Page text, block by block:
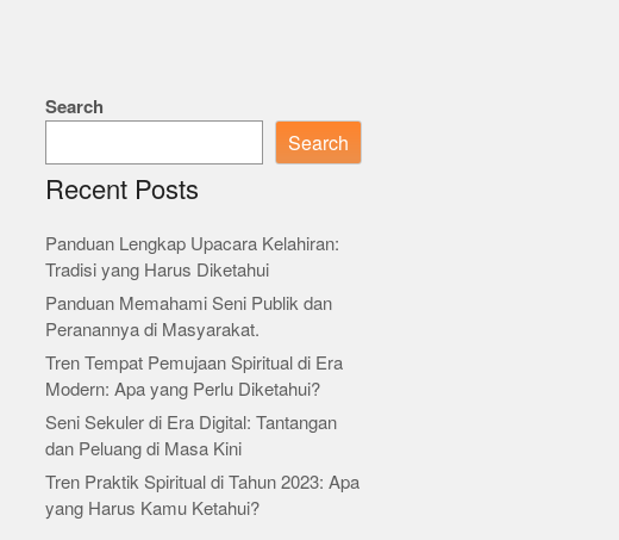
Search
Search
Recent Posts
Panduan Lengkap Upacara Kelahiran:
Tradisi yang Harus Diketahui
Panduan Memahami Seni Publik dan
Peranannya di Masyarakat.
Tren Tempat Pemujaan Spiritual di Era
Modern: Apa yang Perlu Diketahui?
Seni Sekuler di Era Digital: Tantangan
dan Peluang di Masa Kini
Tren Praktik Spiritual di Tahun 2023: Apa
yang Harus Kamu Ketahui?